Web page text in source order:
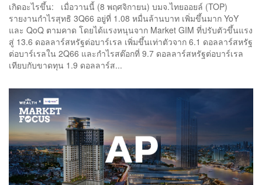
เกิดอะไรขึ้น: เมื่อวานนี้ (8 พฤศจิกายน) บมจ.ไทยออยล์ (TOP)
รายงานกำไรสุทธิ 3Q66 อยู่ที่ 1.08 หมื่นล้านบาท เพิ่มขึ้นมาก YoY
และ QoQ ตามคาด โดยได้แรงหนุนจาก Market GIM ที่ปรับตัวขึ้นแรง
สู่ 13.6 ดอลลาร์สหรัฐต่อบาร์เรล เพิ่มขึ้นเท่าตัวจาก 6.1 ดอลลาร์สหรัฐ
ต่อบาร์เรลใน 2Q66 และกำไรสต๊อกที่ 9.7 ดอลลาร์สหรัฐต่อบาร์เรล
เทียบกับขาดทุน 1.9 ดอลลาร์ส...